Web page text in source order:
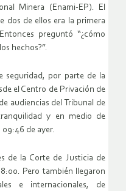
Minera (Enami-EP). El
dos de ellos era la primera
preguntó “¿cómo
hechos?”.
seguridad, por parte de la
el Centro de Privación de
audiencias del Tribunal de
y en medio de
09:46 de ayer.
de la Corte de Justicia de
Pero también llegaron
e internacionales, de